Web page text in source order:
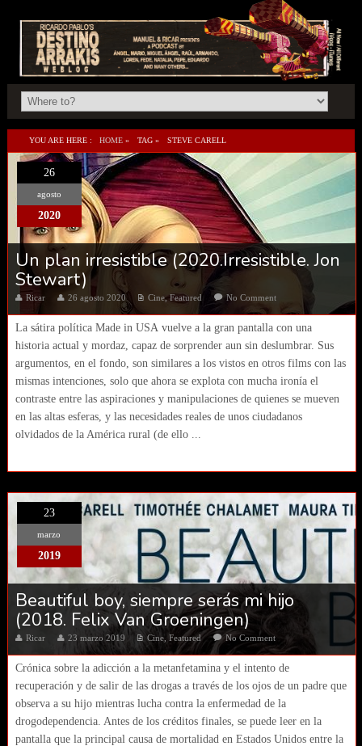
YOU ARE HERE : HOME » TAG » STEVE CARELL
26
agosto
2020
Un plan irresistible (2020.Irresistible. Jon
Stewart)
Ricar 26 agosto 2020 Cine,Featured No Comment
La sátira política Made in USA vuelve a la gran pantalla con una
historia actual y mordaz, capaz de sorprender aun sin deslumbrar. Sus
argumentos, en el fondo, son similares a los vistos en otros films con las
mismas intenciones, solo que ahora se explota con mucha ironía el
contraste entre las aspiraciones y manipulaciones de quienes se mueven
en las altas esferas, y las necesidades reales de unos ciudadanos
olvidados de la América rural (de ello ...
23
marzo
2019
Beautiful boy, siempre serás mi hijo
(2018. Felix Van Groeningen)
Ricar 23 marzo 2019 Cine, Featured No Comment
Crónica sobre la adicción a la metanfetamina y el intento de
recuperación y de salir de las drogas a través de los ojos de un padre que
observa a su hijo mientras lucha contra la enfermedad de la
drogodependencia. Antes de los créditos finales, se puede leer en la
pantalla que la principal causa de mortalidad en Estados Unidos entre la